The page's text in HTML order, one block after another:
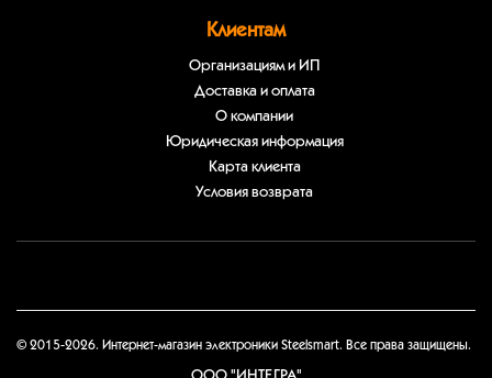
Клиентам
Организациям и ИП
Доставка и оплата
О компании
Юридическая информация
Карта клиента
Условия возврата
© 2015-2026. Интернет-магазин электроники Steelsmart. Все права защищены.